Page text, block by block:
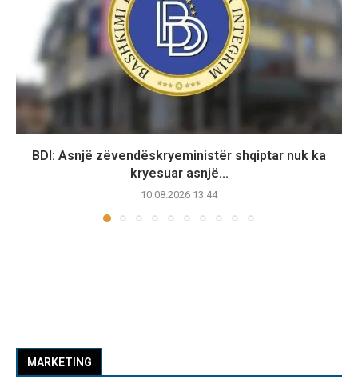
BDI: Asnjë zëvendëskryeministër shqiptar nuk ka
kryesuar asnjë...
10.08.2026 13:44
MARKETING